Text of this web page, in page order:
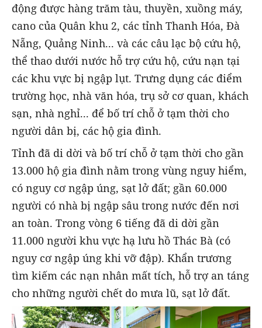
động được hàng trăm tàu, thuyền, xuồng máy,
cano của Quân khu 2, các tỉnh Thanh Hóa, Đà
Nẵng, Quảng Ninh... và các câu lạc bộ cứu hộ,
thể thao dưới nước hỗ trợ cứu hộ, cứu nạn tại
các khu vực bị ngập lụt. Trưng dụng các điểm
trường học, nhà văn hóa, trụ sở cơ quan, khách
sạn, nhà nghỉ... để bố trí chỗ ở tạm thời cho
người dân bị, các hộ gia đình.
Tỉnh đã di dời và bố trí chỗ ở tạm thời cho gần
13.000 hộ gia đình nằm trong vùng nguy hiểm,
có nguy cơ ngập úng, sạt lở đất; gần 60.000
người có nhà bị ngập sâu trong nước đến nơi
an toàn. Trong vòng 6 tiếng đã di dời gần
11.000 người khu vực hạ lưu hồ Thác Bà (có
nguy cơ ngập úng khi vỡ đập). Khẩn trương
tìm kiếm các nạn nhân mất tích, hỗ trợ an táng
cho những người chết do mưa lũ, sạt lở đất.